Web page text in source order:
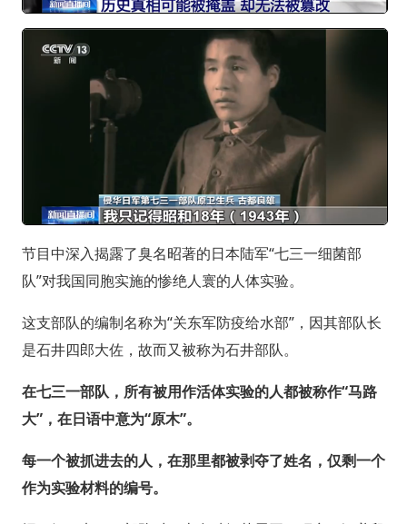
节目中深入揭露了臭名昭著的日本陆军“七三一细菌部
队”对我国同胞实施的惨绝人寰的人体实验。
这支部队的编制名称为“关东军防疫给水部”，因其部队长
是石井四郎大佐，故而又被称为石井部队。
在七三一部队，所有被用作活体实验的人都被称作“马路
大”，在日语中意为“原木”。
每一个被抓进去的人，在那里都被剥夺了姓名，仅剩一个
作为实验材料的编号。